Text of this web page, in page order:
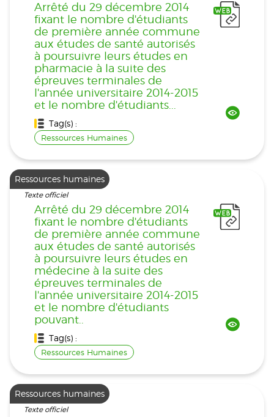
Arrêté du 29 décembre 2014
fixant le nombre d'étudiants
de première année commune
aux études de santé autorisés
à poursuivre leurs études en
pharmacie à la suite des
épreuves terminales de
l'année universitaire 2014-2015
et le nombre d'étudiants...
Tag(s) :
Ressources Humaines
Ressources humaines
Texte officiel
Arrêté du 29 décembre 2014
fixant le nombre d'étudiants
de première année commune
aux études de santé autorisés
à poursuivre leurs études en
médecine à la suite des
épreuves terminales de
l'année universitaire 2014-2015
et le nombre d'étudiants
pouvant..
Tag(s) :
Ressources Humaines
Ressources humaines
Texte officiel